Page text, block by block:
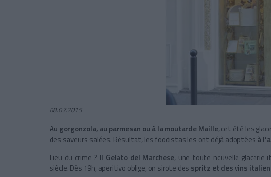
08.07.2015
Au gorgonzola, au parmesan ou à la moutarde Maille, cet été les
des saveurs salées. Résultat, les foodistas les ont déjà adoptées à
Lieu du crime ? Il Gelato del Marchese, une toute nouvelle glacerie
siècle. Dès 19h, aperitivo oblige, on sirote des spritz et des vins